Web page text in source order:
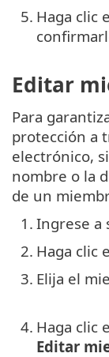
5. Haga clic
Editar
Para
protección a
electrónico,
nombre o la
de un
1. Ingrese a
2. Haga clic
3. Elija el
4. Haga clic
Editar